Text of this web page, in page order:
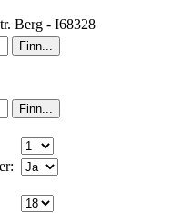
Berg - I68328